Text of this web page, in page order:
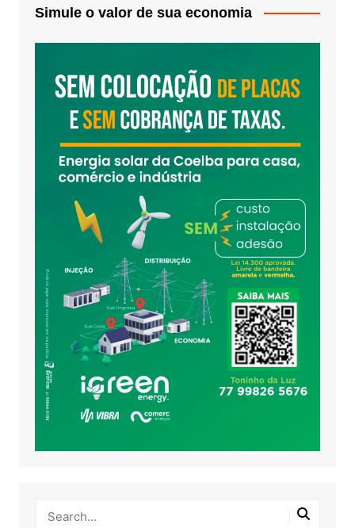
Simule o valor de sua economia